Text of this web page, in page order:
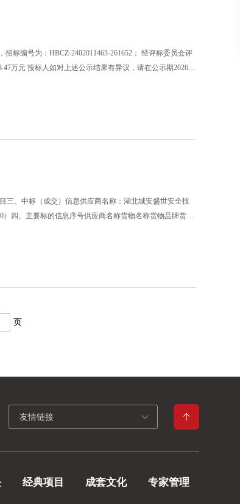
标编号为：HBCZ-2402011463-261652； 经评标委员会评
万元 投标人如对上述公示结果有异议，请在公示期2026年
三、中标（成交）信息供应商名称：湖北城安盛世安全技
四、主要标的信息序号供应商名称货物名称货物品牌货物
页
友情链接
经典项目 成套文化 专家管理